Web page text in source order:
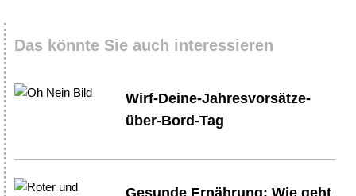
Das könnte Sie auch interessieren
Wirf-Deine-Jahresvorsätze-
über-Bord-Tag
Gesunde Ernährung: Wie geht